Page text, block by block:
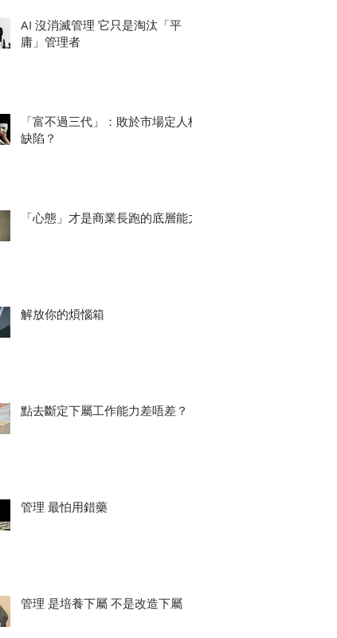
AI 沒消滅管理 它只是淘汰「平
庸」管理者
「富不過三代」：敗於市場定人格
缺陷？
「心態」才是商業長跑的底層能力
解放你的煩惱箱
點去斷定下屬工作能力差唔差？
管理 最怕用錯藥
管理 是培養下屬 不是改造下屬